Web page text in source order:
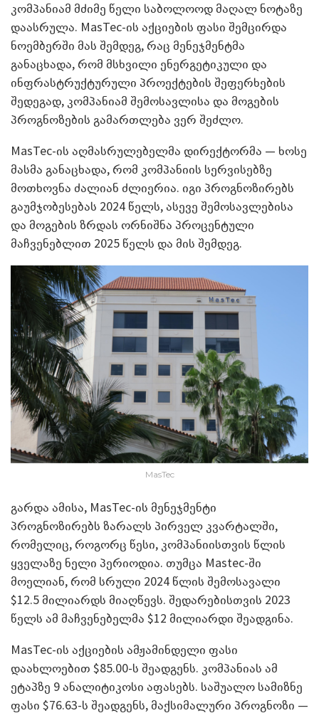
კომპანიამ მძიმე წელი საბოლოოდ მაღალ ნოტაზე
დაასრულა. MasTec-ის აქციების ფასი შემცირდა
ნოემბერში მას შემდეგ, რაც მენეჯმენტმა
განაცხადა, რომ მსხვილი ენერგეტიკული და
ინფრასტრუქტურული პროექტების შეფერხების
შედეგად, კომპანიამ შემოსავლისა და მოგების
პროგნოზების გამართლება ვერ შეძლო.
MasTec-ის აღმასრულებელმა დირექტორმა — ხოსე
მასმა განაცხადა, რომ კომპანიის სერვისებზე
მოთხოვნა ძალიან ძლიერია. იგი პროგნოზირებს
გაუმჯობესებას 2024 წელს, ასევე შემოსავლებისა
და მოგების ზრდას ორნიშნა პროცენტული
მაჩვენებლით 2025 წელს და მის შემდეგ.
MasTec
გარდა ამისა, MasTec-ის მენეჯმენტი
პროგნოზირებს ზარალს პირველ კვარტალში,
რომელიც, როგორც წესი, კომპანიისთვის წლის
ყველაზე ნელი პერიოდია. თუმცა Mastec-ში
მოელიან, რომ სრული 2024 წლის შემოსავალი
$12.5 მილიარდს მიაღწევს. შედარებისთვის 2023
წელს ამ მაჩვენებელმა $12 მილიარდი შეადგინა.
MasTec-ის აქციების ამჟამინდელი ფასი
დაახლოებით $85.00-ს შეადგენს. კომპანიას ამ
ეტაპზე 9 ანალიტიკოსი აფასებს. საშუალო სამიზნე
ფასი $76.63-ს შეადგენს, მაქსიმალური პროგნოზი —